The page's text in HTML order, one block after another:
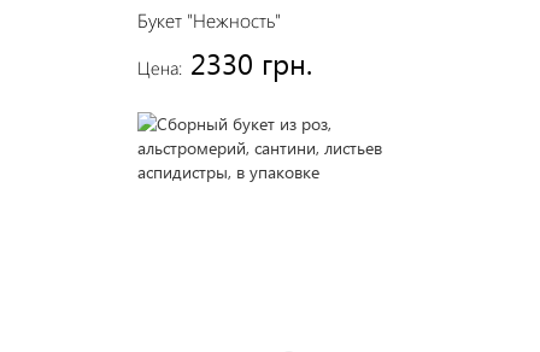
Букет "Нежность"
Цена: 2330 грн.